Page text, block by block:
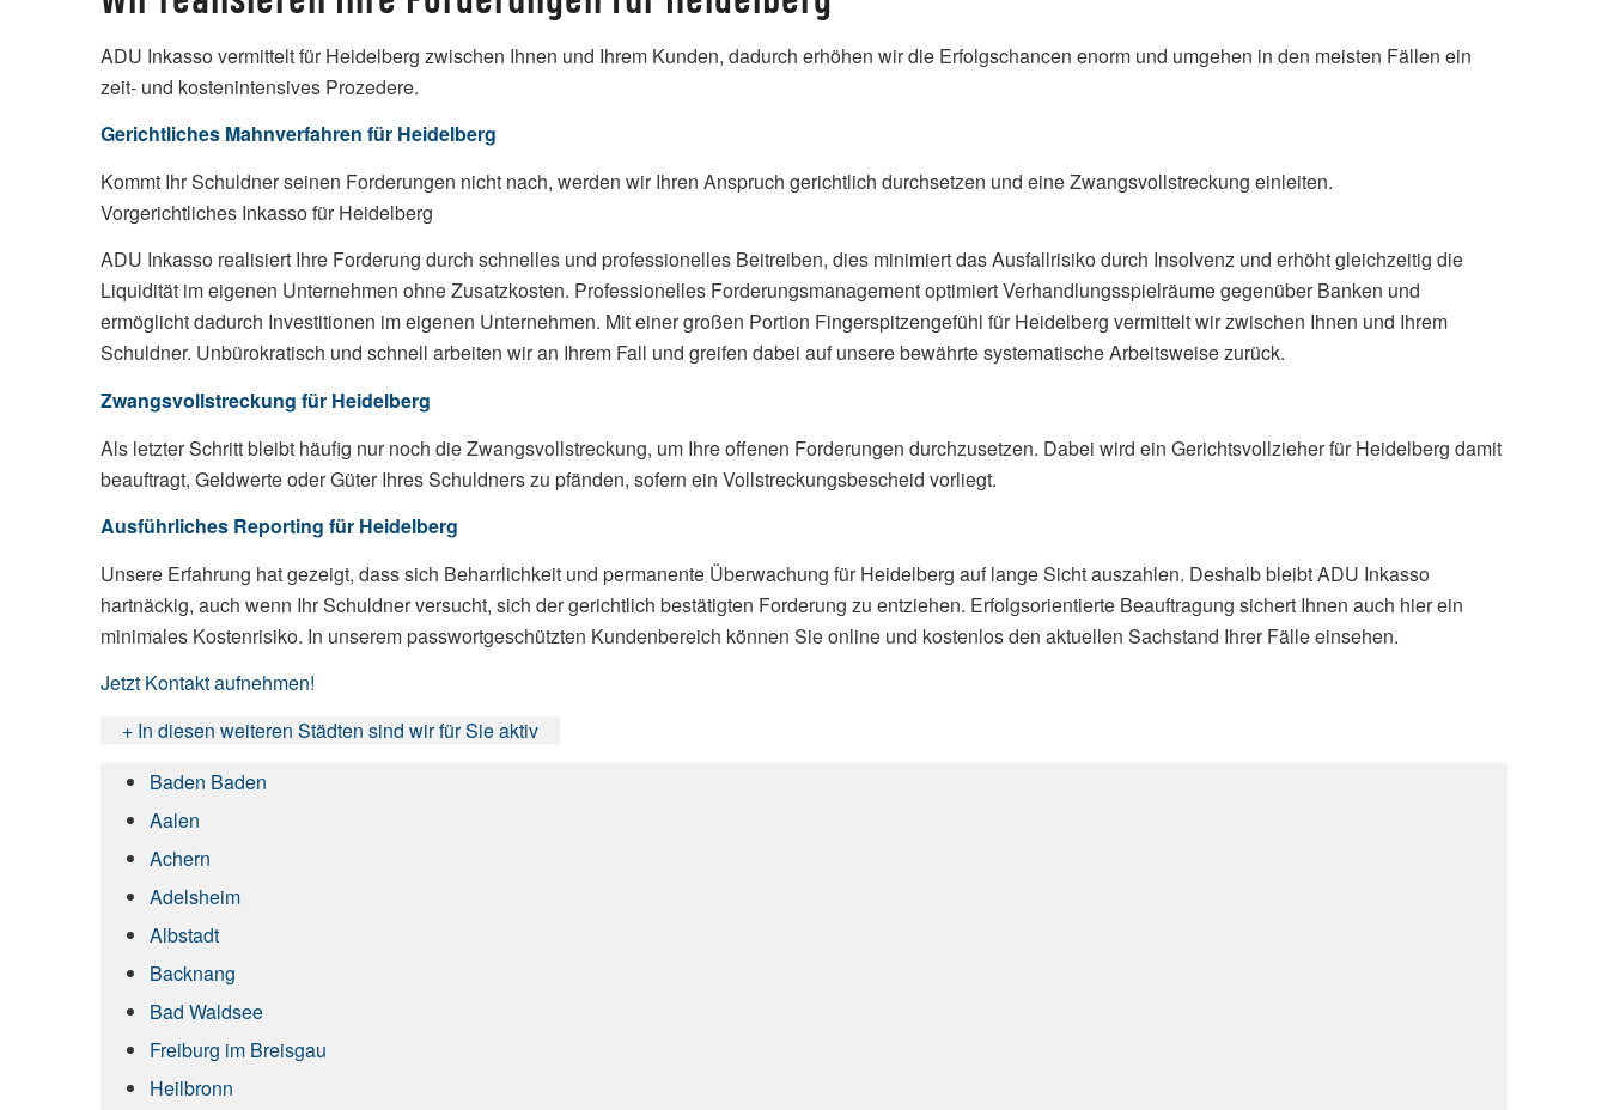
ADU Inkasso vermittelt für Heidelberg zwischen Ihnen und Ihrem Kunden, dadurch erhöhen wir die Erfolgschancen enorm und umgehen in den meisten Fällen ein
zeit- und kostenintensives Prozedere.
Gerichtliches Mahnverfahren für Heidelberg
Kommt Ihr Schuldner seinen Forderungen nicht nach, werden wir Ihren Anspruch gerichtlich durchsetzen und eine Zwangsvollstreckung einleiten.
Vorgerichtliches Inkasso für Heidelberg
ADU Inkasso realisiert Ihre Forderung durch schnelles und professionelles Beitreiben, dies minimiert das Ausfallrisiko durch Insolvenz und erhöht gleichzeitig die
Liquidität im eigenen Unternehmen ohne Zusatzkosten. Professionelles Forderungsmanagement optimiert Verhandlungsspielräume gegenüber Banken und
ermöglicht dadurch Investitionen im eigenen Unternehmen. Mit einer großen Portion Fingerspitzengefühl für Heidelberg vermittelt wir zwischen Ihnen und Ihrem
Schuldner. Unbürokratisch und schnell arbeiten wir an Ihrem Fall und greifen dabei auf unsere bewährte systematische Arbeitsweise zurück.
Zwangsvollstreckung für Heidelberg
Als letzter Schritt bleibt häufig nur noch die Zwangsvollstreckung, um Ihre offenen Forderungen durchzusetzen. Dabei wird ein Gerichtsvollzieher für Heidelberg damit
beauftragt, Geldwerte oder Güter Ihres Schuldners zu pfänden, sofern ein Vollstreckungsbescheid vorliegt.
Ausführliches Reporting für Heidelberg
Unsere Erfahrung hat gezeigt, dass sich Beharrlichkeit und permanente Überwachung für Heidelberg auf lange Sicht auszahlen. Deshalb bleibt ADU Inkasso
hartnäckig, auch wenn Ihr Schuldner versucht, sich der gerichtlich bestätigten Forderung zu entziehen. Erfolgsorientierte Beauftragung sichert Ihnen auch hier ein
minimales Kostenrisiko. In unserem passwortgeschützten Kundenbereich können Sie online und kostenlos den aktuellen Sachstand Ihrer Fälle einsehen.
Jetzt Kontakt aufnehmen!
+ In diesen weiteren Städten sind wir für Sie aktiv
Baden Baden
Aalen
Achern
Adelsheim
Albstadt
Backnang
Bad Waldsee
Freiburg im Breisgau
Heilbronn